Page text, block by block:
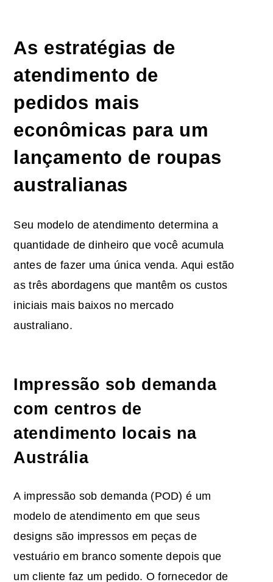
As estratégias de
atendimento de
pedidos mais
econômicas para um
lançamento de roupas
australianas
Seu modelo de atendimento determina a
quantidade de dinheiro que você acumula
antes de fazer uma única venda. Aqui estão
as três abordagens que mantêm os custos
iniciais mais baixos no mercado
australiano.
Impressão sob demanda
com centros de
atendimento locais na
Austrália
A impressão sob demanda (POD) é um
modelo de atendimento em que seus
designs são impressos em peças de
vestuário em branco somente depois que
um cliente faz um pedido. O fornecedor de